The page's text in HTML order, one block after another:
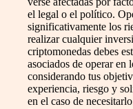
el legal o el político.
significativamente los
realizar cualquier
criptomonedas debes
asociados de operar en
considerando tus
experiencia, riesgo y
en el caso de